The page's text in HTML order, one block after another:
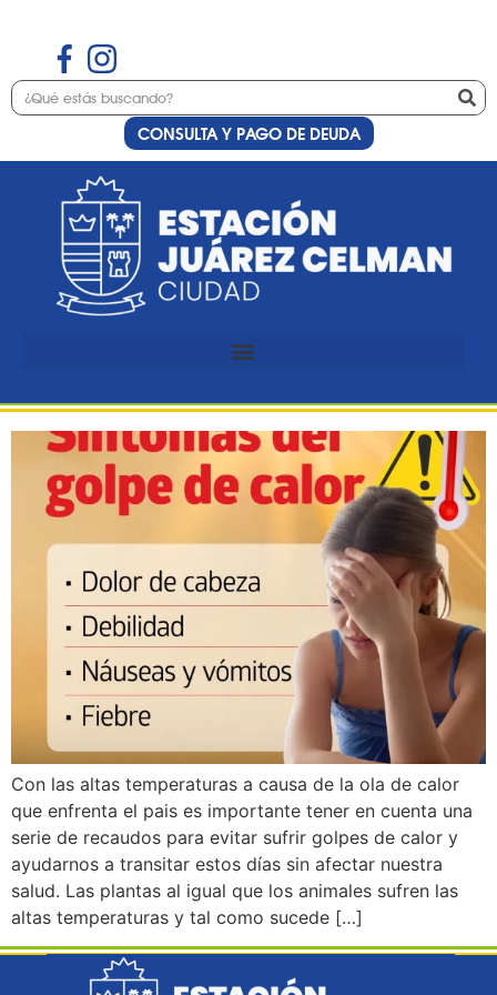
CONSULTA Y PAGO DE DEUDA
Etiqueta:
temperatura
OLA DE CALOR:
Con las altas temperaturas a causa de la ola de calor
que enfrenta el pais es importante tener en cuenta una
serie de recaudos para evitar sufrir golpes de calor y
ayudarnos a transitar estos días sin afectar nuestra
salud. Las plantas al igual que los animales sufren las
altas temperaturas y tal como sucede […]